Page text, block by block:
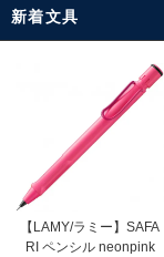
新着文具
【LAMY/ラミー】SAFA
RI ペンシル neonpink